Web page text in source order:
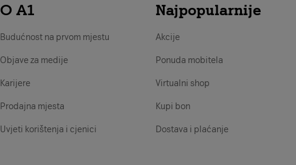
O A1
Budućnost na prvom mjestu
Objave za medije
Karijere
Prodajna mjesta
Uvjeti korištenja i cjenici
Najpopularnije
Akcije
Ponuda mobitela
Virtualni shop
Kupi bon
Dostava i plaćanje